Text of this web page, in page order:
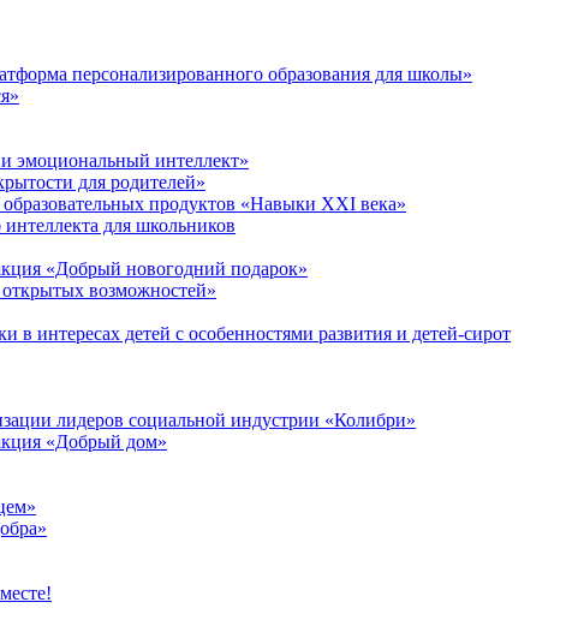
персонализированного образования для школы»
эмоциональный интеллект»
для родителей»
продуктов «Навыки XXI века»
для школьников
«Добрый новогодний подарок»
возможностей»
в интересах детей с особенностями развития и детей-сирот
лидеров социальной индустрии «Колибри»
«Добрый дом»